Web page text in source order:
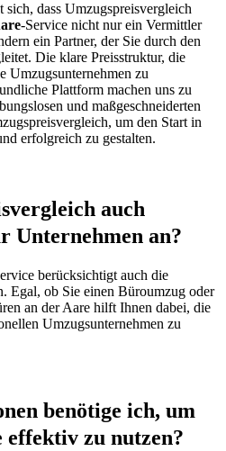
sich, dass Umzugspreisvergleich
-Service nicht nur ein Vermittler
ein Partner, der Sie durch den
Die klare Preisstruktur, die
Umzugsunternehmen zu
Plattform machen uns zu
und maßgeschneiderten
um den Start in
erfolgreich zu gestalten.
auch
Unternehmen an?
berücksichtigt auch die
Egal, ob Sie einen Büroumzug oder
an der Aare hilft Ihnen dabei, die
Umzugsunternehmen zu
benötige ich, um
zu nutzen?